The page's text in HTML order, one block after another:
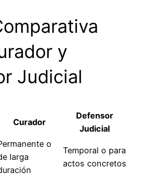
y
Judicial
Curador
Defensor
Judicial
o
larga
Temporal o para
actos concretos